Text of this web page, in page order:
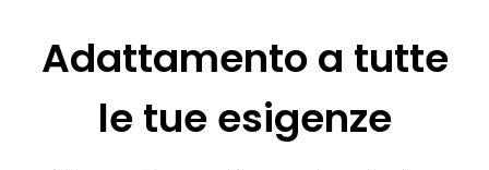
Adattamento a tutte
le tue esigenze